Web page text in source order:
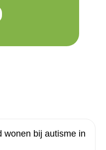
wonen bij autisme in